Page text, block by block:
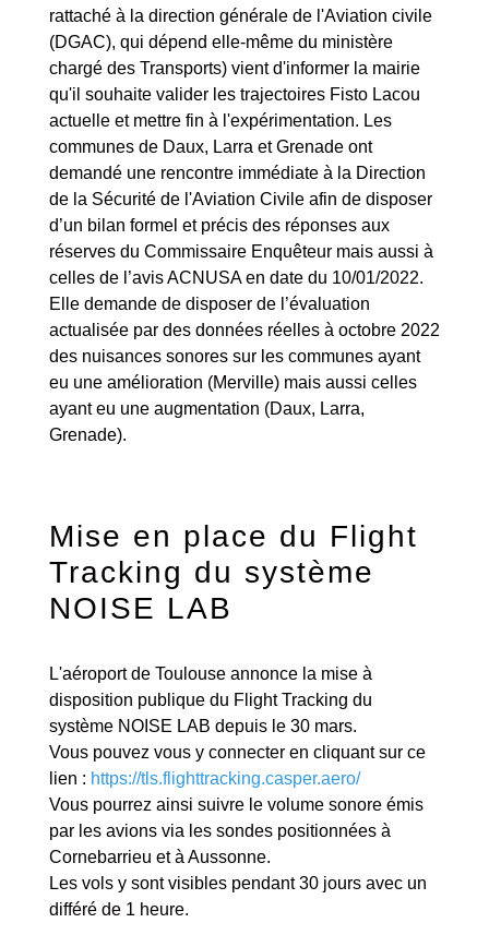
rattaché à la direction générale de l'Aviation civile
(DGAC), qui dépend elle-même du ministère
chargé des Transports) vient d'informer la mairie
qu'il souhaite valider les trajectoires Fisto Lacou
actuelle et mettre fin à l'expérimentation. Les
communes de Daux, Larra et Grenade ont
demandé une rencontre immédiate à la Direction
de la Sécurité de l'Aviation Civile afin de disposer
d’un bilan formel et précis des réponses aux
réserves du Commissaire Enquêteur mais aussi à
celles de l’avis ACNUSA en date du 10/01/2022.
Elle demande de disposer de l’évaluation
actualisée par des données réelles à octobre 2022
des nuisances sonores sur les communes ayant
eu une amélioration (Merville) mais aussi celles
ayant eu une augmentation (Daux, Larra,
Grenade).
Mise en place du Flight
Tracking du système
NOISE LAB
L'aéroport de Toulouse annonce la mise à
disposition publique du Flight Tracking du
système NOISE LAB depuis le 30 mars.
Vous pouvez vous y connecter en cliquant sur ce
lien : https://tls.flighttracking.casper.aero/
Vous pourrez ainsi suivre le volume sonore émis
par les avions via les sondes positionnées à
Cornebarrieu et à Aussonne.
Les vols y sont visibles pendant 30 jours avec un
différé de 1 heure.